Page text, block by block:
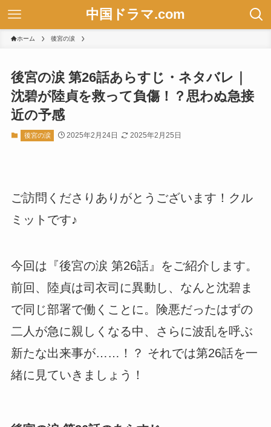
中国ドラマ.com
ホーム 後宮の涙
後宮の涙 第26話あらすじ・ネタバレ｜
沈碧が陸貞を救って負傷！？思わぬ急接
近の予感
後宮の涙 2025年2月24日 2025年2月25日
ご訪問くださりありがとうございます！クル
ミットです♪
今回は『後宮の涙 第26話』をご紹介します。
前回、陸貞は司衣司に異動し、なんと沈碧ま
で同じ部署で働くことに。険悪だったはずの
二人が急に親しくなる中、さらに波乱を呼ぶ
新たな出来事が……！？ それでは第26話を一
緒に見ていきましょう！